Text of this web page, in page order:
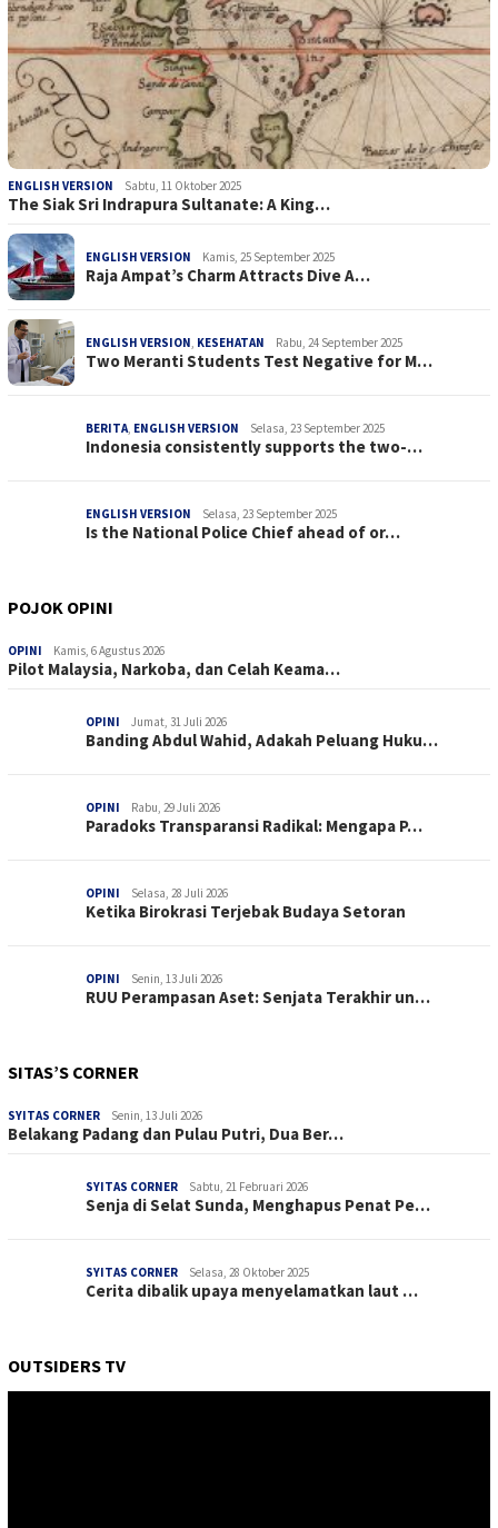
ENGLISH VERSION Sabtu, 11 Oktober 2025
The Siak Sri Indrapura Sultanate: A King…
ENGLISH VERSION Kamis, 25 September 2025
Raja Ampat’s Charm Attracts Dive A…
ENGLISH VERSION KESEHATAN Rabu, 24 September 2025
Two Meranti Students Test Negative for M…
BERITA ENGLISH VERSION Selasa, 23 September 2025
Indonesia consistently supports the two-…
ENGLISH VERSION Selasa, 23 September 2025
Is the National Police Chief ahead of or…
POJOK OPINI
OPINI Kamis, 6 Agustus 2026
Pilot Malaysia, Narkoba, dan Celah Keama…
OPINI Jumat, 31 Juli 2026
Banding Abdul Wahid, Adakah Peluang Huku…
OPINI Rabu, 29 Juli 2026
Paradoks Transparansi Radikal: Mengapa P…
OPINI Selasa, 28 Juli 2026
Ketika Birokrasi Terjebak Budaya Setoran
OPINI Senin, 13 Juli 2026
RUU Perampasan Aset: Senjata Terakhir un…
SITAS’S CORNER
SYITAS CORNER Senin, 13 Juli 2026
Belakang Padang dan Pulau Putri, Dua Ber…
SYITAS CORNER Sabtu, 21 Februari 2026
Senja di Selat Sunda, Menghapus Penat Pe…
SYITAS CORNER Selasa, 28 Oktober 2025
Cerita dibalik upaya menyelamatkan laut …
OUTSIDERS TV